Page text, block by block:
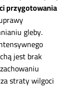
przygotowania
gleby.
jest brak
straty wilgoci